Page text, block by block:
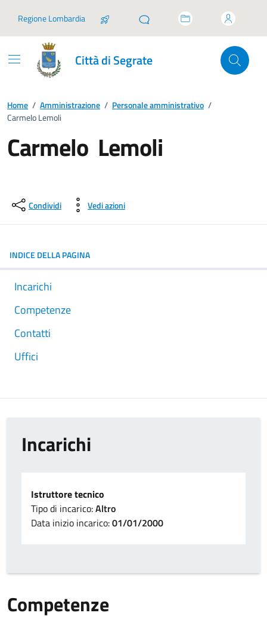
Regione Lombardia
Città di Segrate
Home / Amministrazione / Personale amministrativo /
Carmelo Lemoli
Carmelo Lemoli
Condividi Vedi azioni
INDICE DELLA PAGINA
Incarichi
Competenze
Contatti
Uffici
Incarichi
Istruttore tecnico
Tipo di incarico:Altro
Data inizio incarico:01/01/2000
Competenze